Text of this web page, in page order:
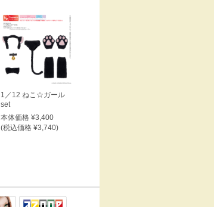
1／12 ねこ☆ガール
set
本体価格 ¥3,400
(税込価格 ¥3,740)